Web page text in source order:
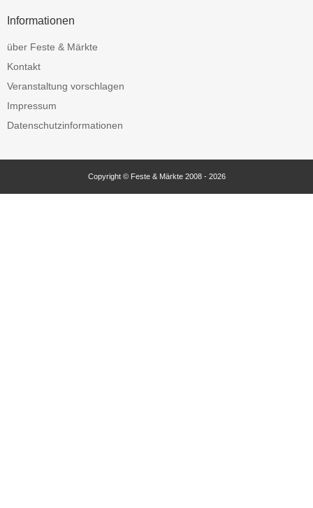
Informationen
über Feste & Märkte
Kontakt
Veranstaltung vorschlagen
Impressum
Datenschutzinformationen
Copyright © Feste & Märkte 2008 - 2026